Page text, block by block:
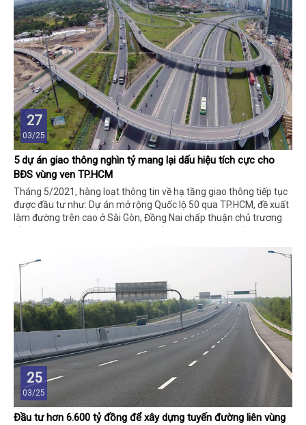
27
03/25
5 dự án giao thông nghìn tỷ mang lại dấu hiệu tích cực cho
BĐS vùng ven TP.HCM
Tháng 5/2021, hàng loạt thông tin về hạ tầng giao thông tiếp tục
được đầu tư như: Dự án mở rộng Quốc lộ 50 qua TP.HCM, đề xuất
làm đường trên cao ở Sài Gòn, Đồng Nai chấp thuận chủ trương
25
03/25
Đầu tư hơn 6.600 tỷ đồng để xây dựng tuyến đường liên vùng